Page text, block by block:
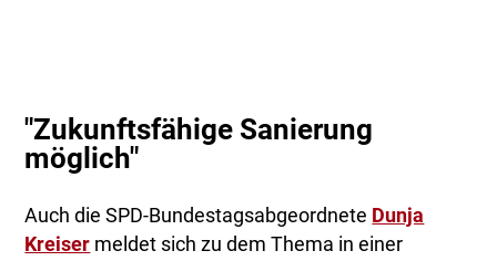
"Zukunftsfähige Sanierung
möglich"
Auch die SPD-Bundestagsabgeordnete Dunja
Kreiser meldet sich zu dem Thema in einer